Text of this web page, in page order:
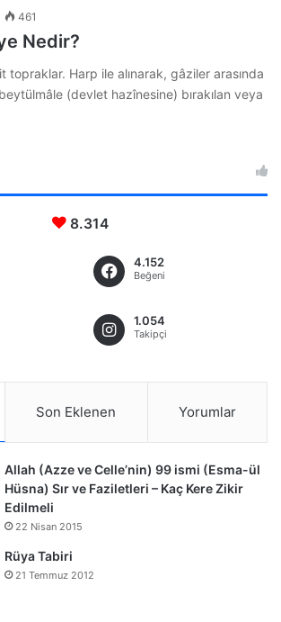
461
Nedir?
topraklar. Harp ile alınarak, gâziler arasında
(devlet hazînesine) bırakılan veya
8.314
4.152
Beğeni
1.054
Takipçi
Son Eklenen Yorumlar
Allah (Azze ve Celle’nin) 99 ismi (Esma-ül
Hüsna) Sır ve Faziletleri – Kaç Kere Zikir
Edilmeli
22 Nisan 2015
Rüya Tabiri
21 Temmuz 2012